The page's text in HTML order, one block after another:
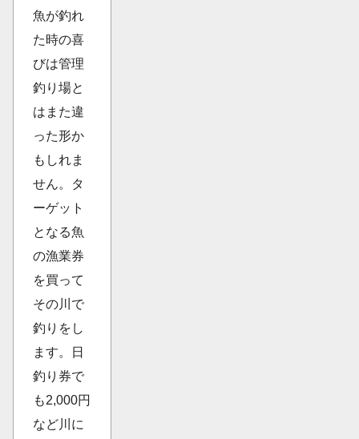
魚が釣れ
た時の喜
びは管理
釣り場と
はまた違
った形か
もしれま
せん。タ
ーゲット
となる魚
の漁業券
を買って
その川で
釣りをし
ます。日
釣り券で
も2,000円
など川に